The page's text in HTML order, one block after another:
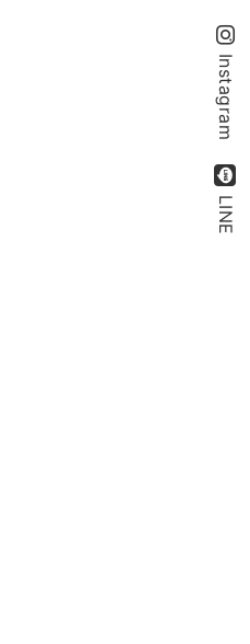
Instagram
LINE